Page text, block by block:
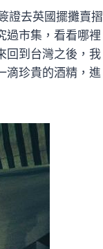
證去英國擺攤賣摺
過市集，看看哪裡
回到台灣之後，我
滴珍貴的酒精，進